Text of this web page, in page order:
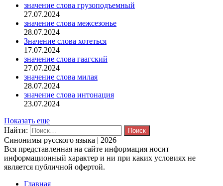
значение слова грузоподъемный
27.07.2024
значение слова межсезонье
28.07.2024
Значение слова хотеться
17.07.2024
значение слова гаагский
27.07.2024
значение слова милая
28.07.2024
значение слова интонация
23.07.2024
Показать еще
Найти:
Синонимы русского языка | 2026
Вся представленная на сайте информация носит
информационный характер и ни при каких условиях не
является публичной офертой.
Главная